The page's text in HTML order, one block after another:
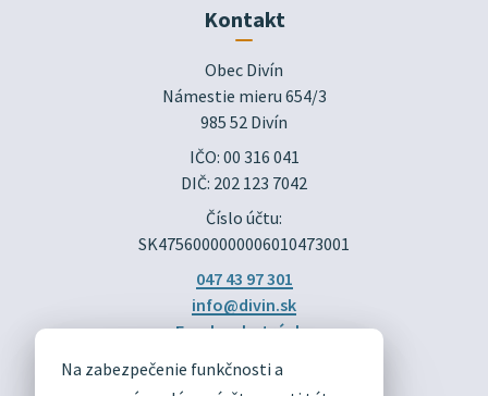
Na zabezpečenie funkčnosti a
Kontakt
Obec Divín
Námestie mieru 654/3
985 52 Divín
IČO: 00 316 041
DIČ: 202 123 7042
Číslo účtu:
SK4756000000006010473001
047 43 97 301
info@divin.sk
Facebook stránka